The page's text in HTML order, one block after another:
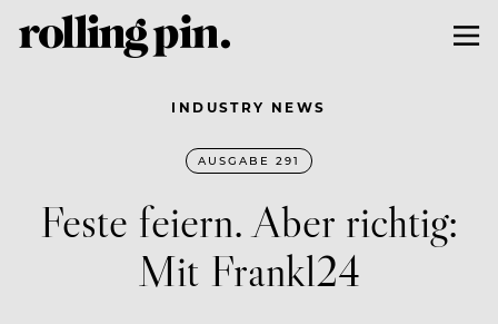
INDUSTRY NEWS
AUSGABE 291
Feste feiern. Aber richtig:
Mit Frankl24